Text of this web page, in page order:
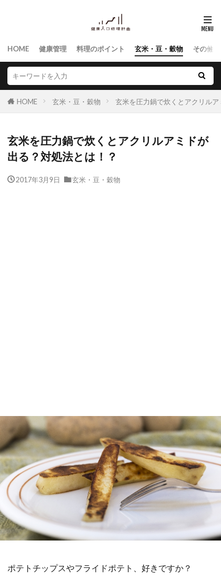
HOME 健康管理 料理のポイント 玄米・豆・穀物 その他
HOME 玄米・豆・穀物 玄米を圧力鍋で炊くとアクリル
玄米を圧力鍋で炊くとアクリルアミドが
出る？対処法とは！？
2017年3月9日 玄米・豆・穀物
ポテトチップスやフライドポテト、好きですか？